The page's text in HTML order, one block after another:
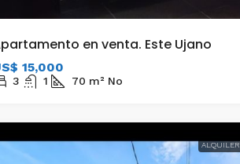
en venta. Este Ujano
15,000
3 1 70 m² No
ALQUILER